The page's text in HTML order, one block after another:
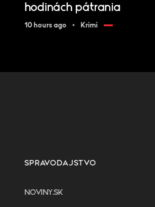
hodinách pátrania
10 hours ago Krimi
SPRAVODAJSTVO
NOVINY.SK